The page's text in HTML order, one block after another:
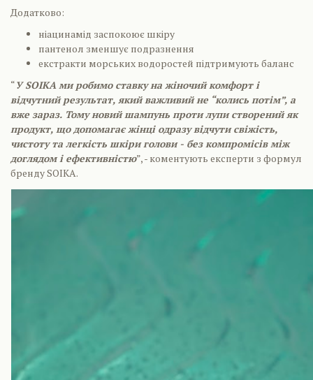
Додатково:
ніацинамід заспокоює шкіру
пантенол зменшує подразнення
екстракти морських водоростей підтримують баланс
“У SOIKA ми робимо ставку на жіночий комфорт і
відчутний результат, який важливий не “колись потім”, а
вже зараз. Тому новий шампунь проти лупи створений як
продукт, що допомагає жінці одразу відчути свіжість,
чистоту та легкість шкіри голови - без компромісів між
доглядом і ефективністю”, - коментують експерти з формул
бренду SOIKA.